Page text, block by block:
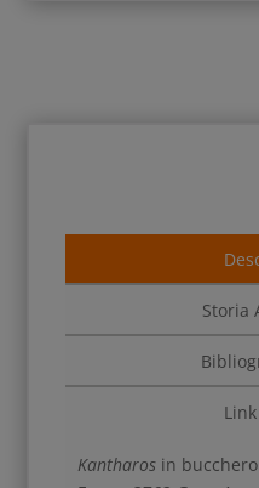
Storia
Kantharos in